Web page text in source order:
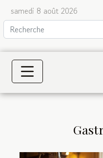
samedi 8 août 2026